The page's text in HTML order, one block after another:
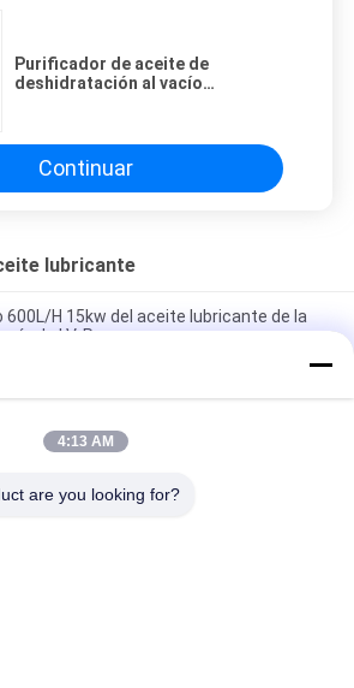
Purificador de aceite de
deshidratación al vacío
Continuar
lubricante
H 15kw del aceite lubricante de la
de LV-P
lubricante con la estructura de
de aceite resistente al fuego para el
4:13 AM
are you looking for?